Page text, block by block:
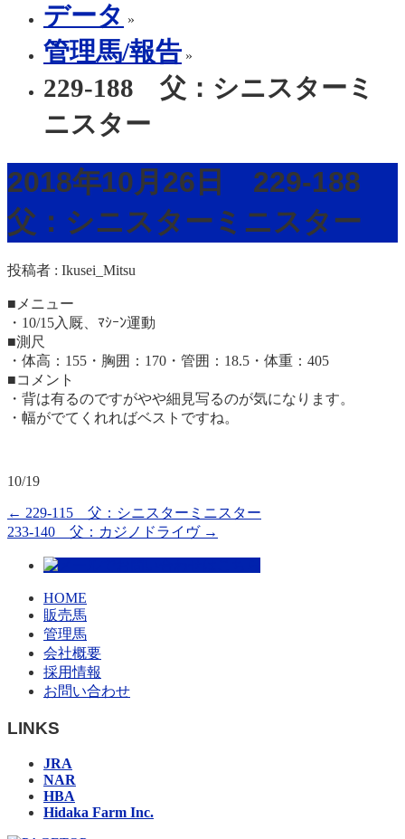
データ »
管理馬/報告 »
229-188 父：シニスターミ
ニスター
2018年10月26日 229-188
父：シニスターミニスター
投稿者 : Ikusei_Mitsu
■メニュー
・10/15入厩、ﾏｼｰﾝ運動
■測尺
・体高：155・胸囲：170・管囲：18.5・体重：405
■コメント
・背は有るのですがやや細見写るのが気になります。
・幅がでてくれればベストですね。
10/19
← 229-115 父：シニスターミニスター
233-140 父：カジノドライヴ →
HOME
販売馬
管理馬
会社概要
採用情報
お問い合わせ
LINKS
JRA
NAR
HBA
Hidaka Farm Inc.